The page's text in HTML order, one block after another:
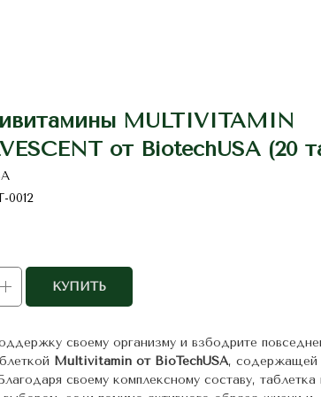
MULTIVITAMIN
от BiotechUSA (20
0012
КУПИТЬ
своему организму и взбодрите
Multivitamin от BioTechUSA, содержащей
своему комплексному составу,